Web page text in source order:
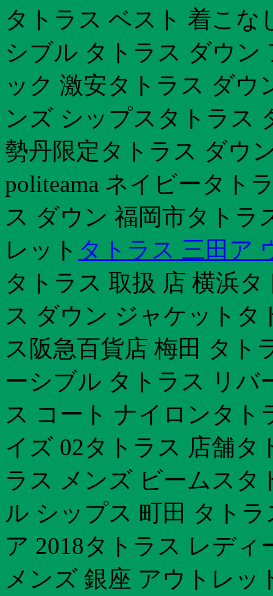
タトラス ベスト 着こな
シブル タトラス ダウ
ック 激安タトラス ダウ
ンズ シップスタトラス
勢丹限定タトラス ダウ
politeama ネイビータト
ス ダウン 福岡市タトラ
レット タトラス 三田ア
タトラス 取扱 店 横浜
ス ダウン ジャケット
ス阪急百貨店 梅田 タト
ーシブル タトラス リバ
ス コート ナイロンタト
イズ 02タトラス 店舗
ラス メンズ ビームスタ
ル シップス 町田 タト
ア 2018タトラス レデ
メンズ 銀座 アウトレ